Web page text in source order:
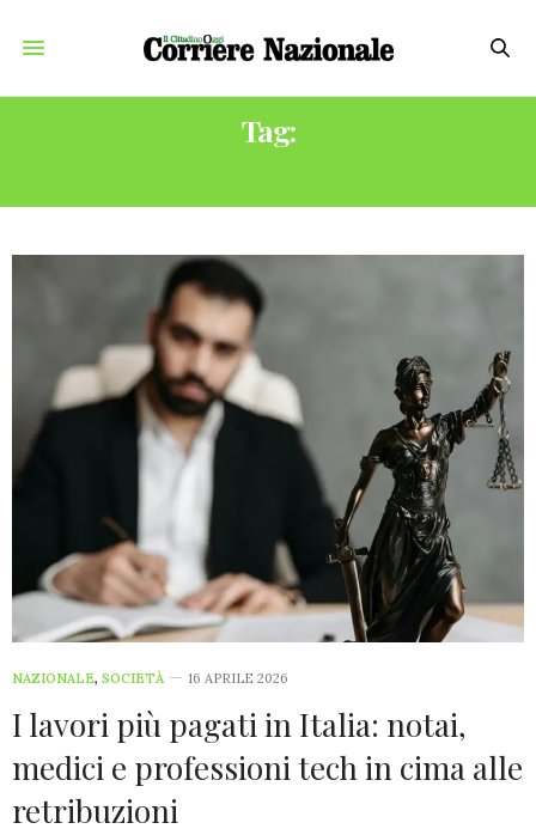
Tag:
NAZIONALE, SOCIETÀ 16 APRILE 2026
I lavori più pagati in Italia: notai,
medici e professioni tech in cima alle
retribuzioni